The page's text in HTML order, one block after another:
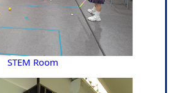
STEM Room